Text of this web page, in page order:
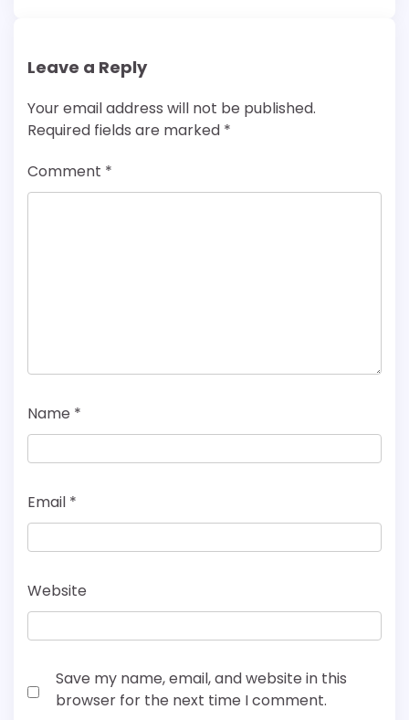
Leave a Reply
Your email address will not be published.
Required fields are marked *
Comment *
Name *
Email *
Website
Save my name, email, and website in this
browser for the next time I comment.